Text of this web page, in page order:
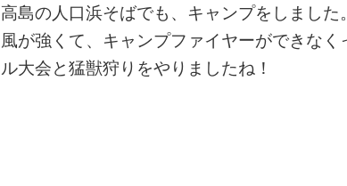
高島の人口浜そばでも、キャンプをしました。
風が強くて、キャンプファイヤーができな
ル大会と猛獣狩りをやりましたね！